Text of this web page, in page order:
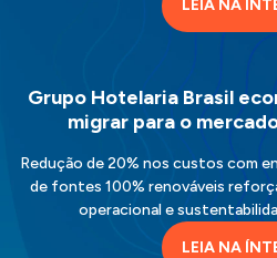
LEIA NA
Grupo Hotelaria Brasil
migrar para o
Redução de 20% nos custos com
de fontes 100% renováveis
operacional e
LEIA NA